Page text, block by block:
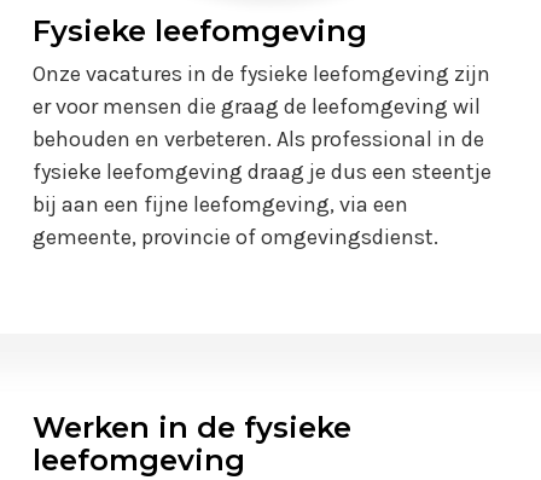
Fysieke leefomgeving
Onze vacatures in de fysieke leefomgeving zijn
er voor mensen die graag de leefomgeving wil
behouden en verbeteren. Als professional in de
fysieke leefomgeving draag je dus een steentje
bij aan een fijne leefomgeving, via een
gemeente, provincie of omgevingsdienst.
Werken in de fysieke
leefomgeving